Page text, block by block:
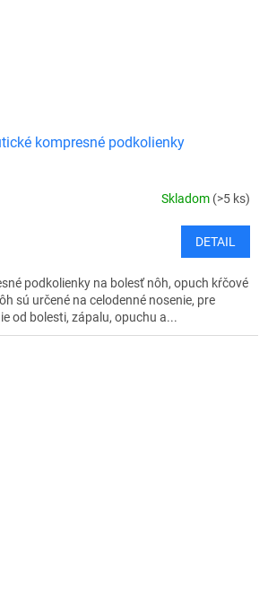
kompresné podkolienky
Skladom (>5 ks)
DETAIL
podkolienky na bolesť nôh, opuch kŕčové
sú určené na celodenné nosenie, pre
od bolesti, zápalu, opuchu a...